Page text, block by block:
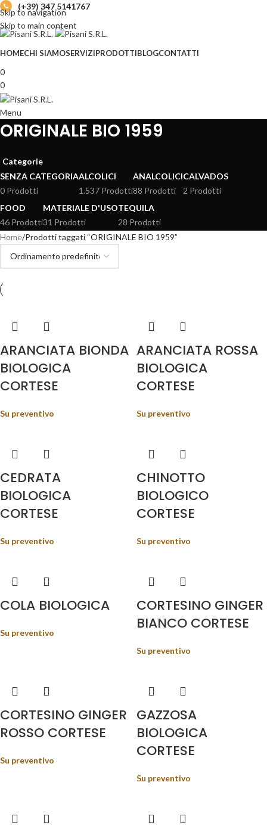
Skip to navigation
Skip to main content
(+39) 347 5141767
HOMECHI SIAMOSERVIZIPRODOTTIBLOGCONTATTI
0
0
Menu
ORIGINALE BIO 1959
Categorie
SENZA CATEGORIA
0 Prodotti
ALCOLICI
1.537 Prodotti
ANALCOLICI
88 Prodotti
CALVADOS
2 Prodotti
FOOD
46 Prodotti
MATERIALE D'USO
31 Prodotti
TEQUILA
28 Prodotti
Home Prodotti taggati “ORIGINALE BIO 1959”
ARANCIATA BIONDA
BIOLOGICA
CORTESE
Su preventivo
ARANCIATA ROSSA
BIOLOGICA
CORTESE
Su preventivo
CEDRATA
BIOLOGICA
CORTESE
Su preventivo
CHINOTTO
BIOLOGICO
CORTESE
Su preventivo
COLA BIOLOGICA
Su preventivo
CORTESINO GINGER
BIANCO CORTESE
Su preventivo
CORTESINO GINGER
ROSSO CORTESE
Su preventivo
GAZZOSA
BIOLOGICA
CORTESE
Su preventivo